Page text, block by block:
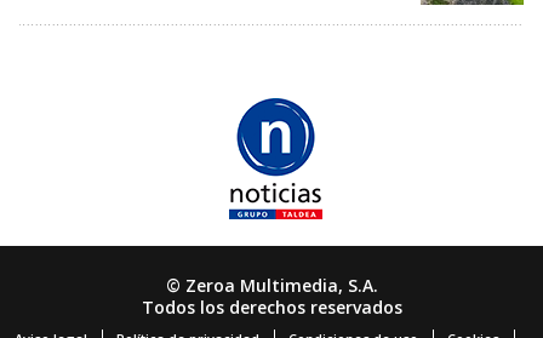
© Zeroa Multimedia, S.A.
Todos los derechos reservados